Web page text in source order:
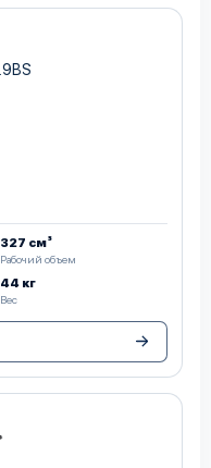
327 см³
Рабочий объем
44 кг
Вес